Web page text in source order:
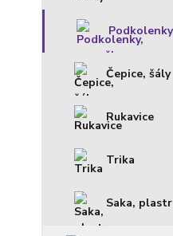
Čepice, šály
Rukavice
Trika
Saka,